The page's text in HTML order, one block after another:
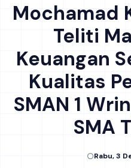
Mochamad
Teliti
Keuangan
Kualitas
SMAN 1
SMA
Rabu, 3